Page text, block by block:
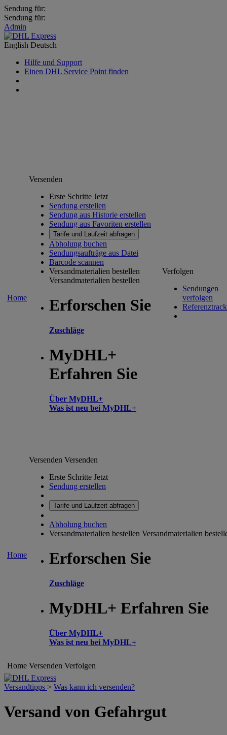
Sendung für:
Sendung für:
Admin
English Deutsch
Hilfe und Support
Einen DHL Service Point finden
Home
Versenden
Erste Schritte Jetzt
Sendung erstellen
Sendung aus Historie erstellen
Sendung aus Favoriten erstellen
Tarife und Laufzeit abfragen
Abholung buchen
Sendungsaufträge aus Datei
Barcode scannen
Versandmaterialien bestellen
Versandmaterialien bestellen
Erforschen Sie
Zuschläge
MyDHL+
Erfahren Sie
Über MyDHL+
Was ist neu bei MyDHL+
Verfolgen
Sendungen
verfolgen
Home
Versenden Versenden
Erste Schritte Jetzt
Sendung erstellen
Tarife und Laufzeit abfragen
Abholung buchen
Versandmaterialien bestellen Versandmaterialien
Erforschen Sie
Zuschläge
MyDHL+ Erfahren Sie
Über MyDHL+
Was ist neu bei MyDHL+
Home Versenden Verfolgen
Versandtipps > Was kann ich versenden?
Versand von Gefahrgut